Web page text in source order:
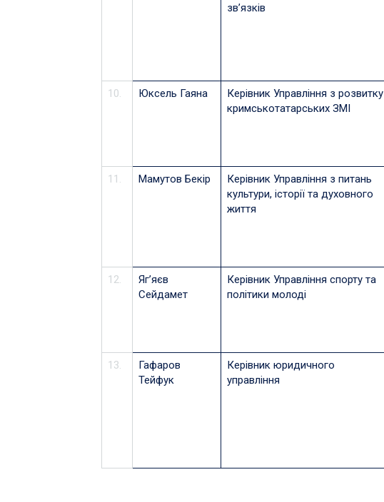
зв’язків
10. Юксель Гаяна
Керівник Управління з розвитку
кримськотатарських ЗМІ
11.
Мамутов Бекір
Керівник Управління з питань
культури, історії та духовного
життя
12.
Яг’яєв
Сейдамет
Керівник Управління спорту та
політики молоді
13.
Гафаров
Тейфук
Керівник юридичного
управління